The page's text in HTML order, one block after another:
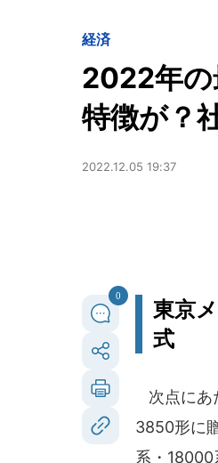
経済
2022年
特徴が？
2022.12.05 19:37
0
東京
式
次点にあ
3850形に
系・18000